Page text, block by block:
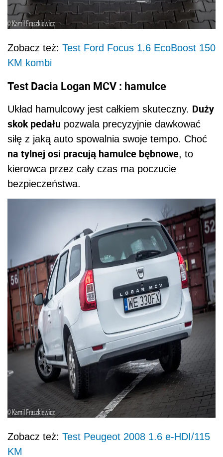
Zobacz też: Test Ford Focus 1.6 EcoBoost 150
KM kombi
Test Dacia Logan MCV : hamulce
Układ hamulcowy jest całkiem skuteczny. Duży
skok pedału pozwala precyzyjnie dawkować
siłę z jaką auto spowalnia swoje tempo. Choć
na tylnej osi pracują hamulce bębnowe, to
kierowca przez cały czas ma poczucie
bezpieczeństwa.
Zobacz też: Test Peugeot 2008 1.6 e-HDI/115
KM